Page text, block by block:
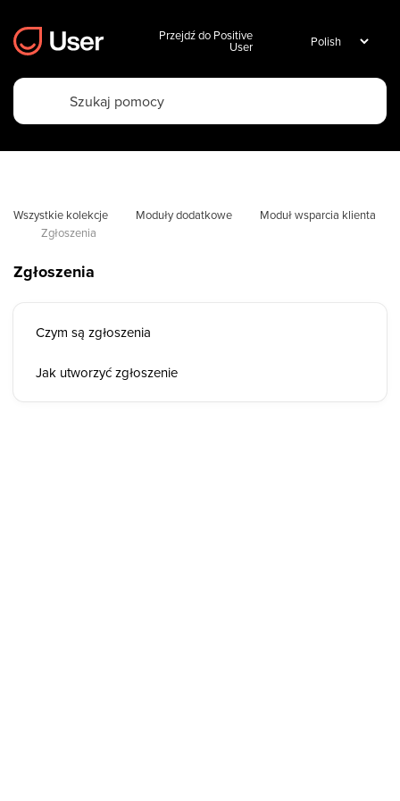
Przejdź do Positive
User
Wszystkie kolekcje Moduły dodatkowe
Moduł wsparcia klienta
Zgłoszenia
Zgłoszenia
Czym są zgłoszenia
Jak utworzyć zgłoszenie